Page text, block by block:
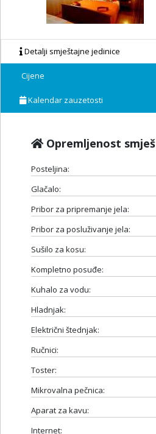
Detalji smještajne jedinice
Cijene
Kalendar zauzetosti
Opremljenost
Posteljina:
Glačalo:
Pribor za pripremanje jela:
Pribor za posluživanje jela:
Sušilo za kosu:
Kompletno posuđe:
Kuhalo za vodu:
Hladnjak:
Električni štednjak:
Ručnici:
Toster:
Mikrovalna pečnica:
Aparat za kavu:
Internet: